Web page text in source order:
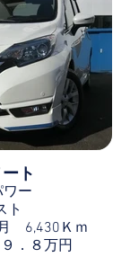
ト
ワー
ト
6,430Ｋｍ
．８万円